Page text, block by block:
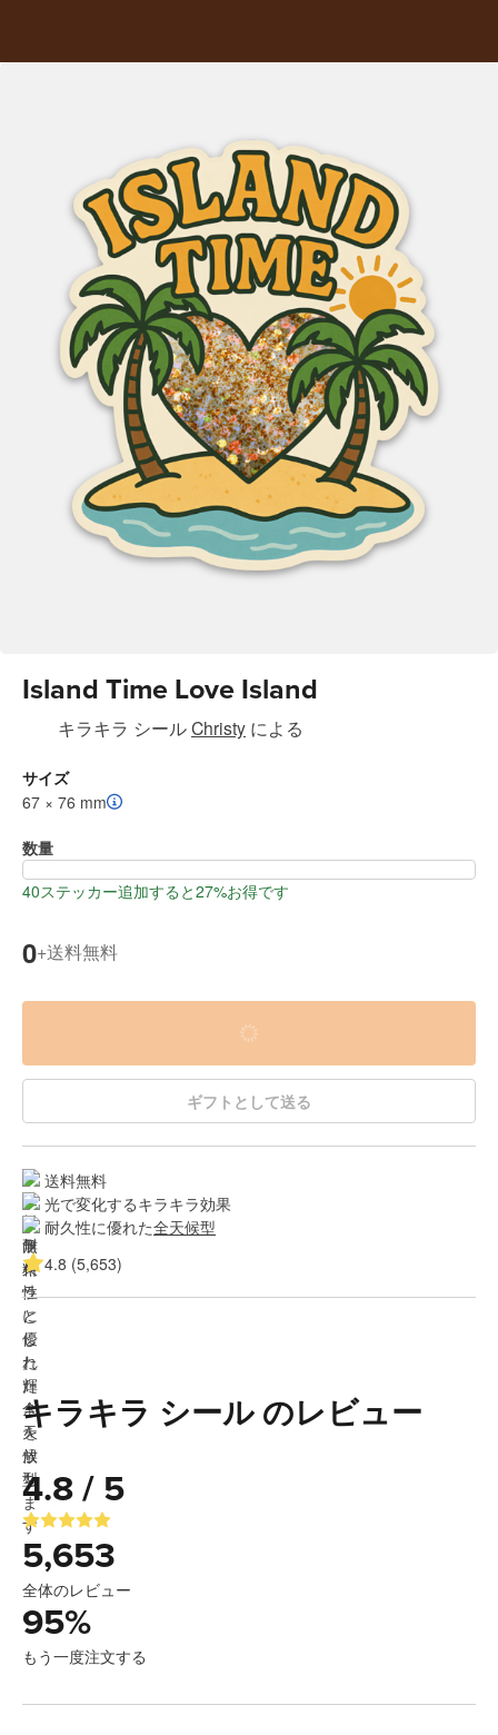
Island Time Love Island
キラキラ シールChristy による
サイズ
67 × 76 mm
数量
40ステッカー追加すると27%お得です
0+送料無料
ギフトとして送る
送料無料
光で変化するキラキラ効果
耐久性に優れた全天候型
4.8 (5,653)
キラキラ シール のレビュー
4.8 / 5
5,653
全体のレビュー
95%
もう一度注文する